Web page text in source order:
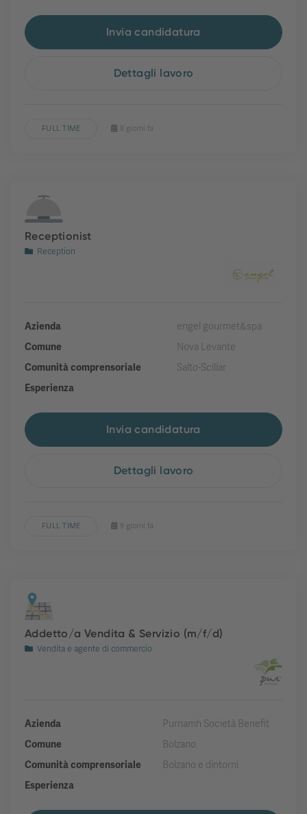
Invia candidatura
Dettagli lavoro
FULL TIME 8 giorni fa
Receptionist
Reception
Azienda
engel gourmet&spa
Comune
Nova Levante
Comunità comprensoriale
Salto-Sciliar
Esperienza
Invia candidatura
Dettagli lavoro
FULL TIME 9 giorni fa
Addetto/a Vendita & Servizio (m/f/d)
Vendita e agente di commercio
Azienda
Purnamh Società Benefit
Comune
Bolzano
Comunità comprensoriale
Bolzano e dintorni
Esperienza